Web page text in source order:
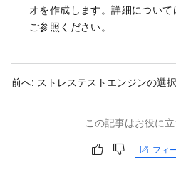
オを作成します。詳細について
ご参照ください。
前へ: ストレステストエンジンの選択
この記事はお役に
フィ